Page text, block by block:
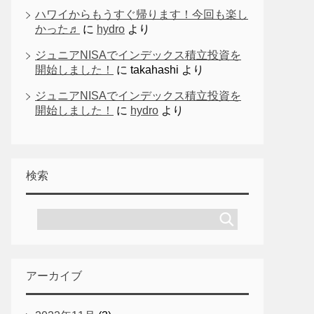
ハワイからもうすぐ帰ります！今回も楽し
かった♬
に hydro より
ジュニアNISAでインデックス積立投資を
開始しました！
に takahashi より
ジュニアNISAでインデックス積立投資を
開始しました！
に hydro より
検索
アーカイブ